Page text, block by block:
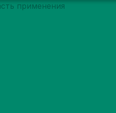
применения